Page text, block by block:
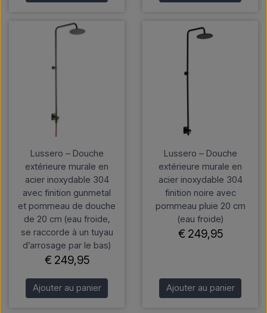
Lussero – Douche
extérieure murale en
acier inoxydable 304
avec finition gunmetal
et pommeau de douche
de 20 cm (eau froide,
se raccorde à un tuyau
d’arrosage par le bas)
€ 249,95
Ajouter au panier
Lussero – Douche
extérieure murale en
acier inoxydable 304
finition noire avec
pommeau pluie 20 cm
(eau froide)
€ 249,95
Ajouter au panier